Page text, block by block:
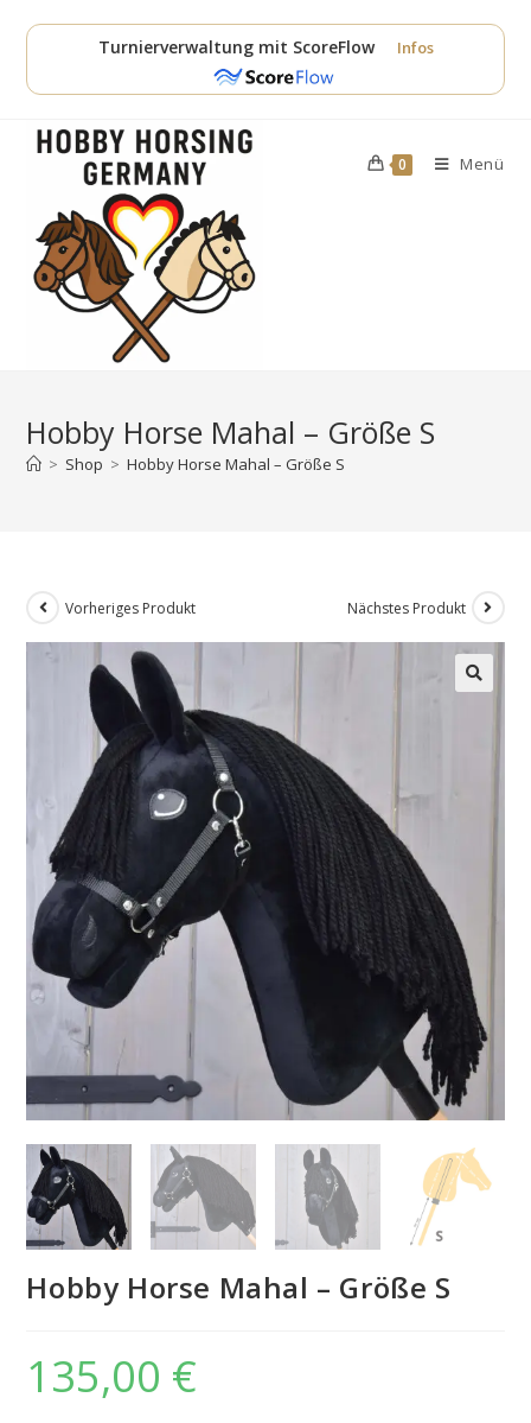
Inhalt
Turnierverwaltung mit ScoreFlow Infos
0 Menü
Hobby Horse Mahal – Größe S
> Shop > Hobby Horse Mahal – Größe S
Vorheriges Produkt Nächstes Produkt
Hobby Horse Mahal – Größe S
135,00 €